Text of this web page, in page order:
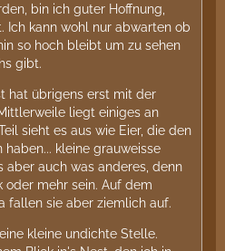
bin ich guter Hoffnung,
Ich kann wohl nur abwarten ob
so hoch bleibt um zu sehen
gibt.
hat übrigens erst mit der
liegt einiges an
sieht es aus wie Eier, die den
kleine grauweisse
aber auch was anderes, denn
oder mehr sein. Auf dem
fallen sie aber ziemlich auf.
kleine undichte Stelle.